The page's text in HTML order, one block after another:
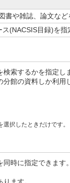
書や雑誌、論文な
(NACSIS目録)を
検索するかを指定し
館の資料しか利
択したときだけです。
同時に指定できます